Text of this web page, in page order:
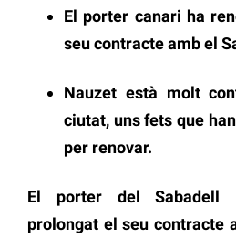
El porter canari ha
seu contracte amb el
Nauzet està molt
ciutat, uns fets que
per renovar.
El porter del Sabadell
prolongat el seu contracte